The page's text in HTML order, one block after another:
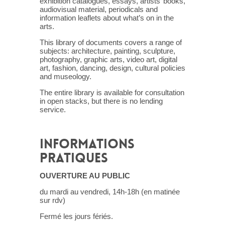
audiovisual material, periodicals and
information leaflets about what’s on in the
arts.
This library of documents covers a range of
subjects: architecture, painting, sculpture,
photography, graphic arts, video art, digital
art, fashion, dancing, design, cultural policies
and museology.
The entire library is available for consultation
in open stacks, but there is no lending
service.
INFORMATIONS
PRATIQUES
OUVERTURE AU PUBLIC
du mardi au vendredi, 14h-18h (en matinée
sur rdv)
Fermé les jours fériés.